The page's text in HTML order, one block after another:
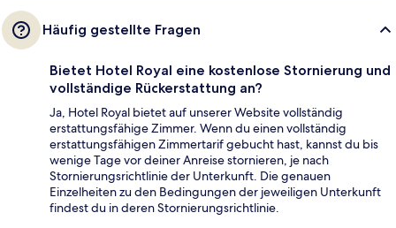
Häufig gestellte Fragen
Bietet Hotel Royal eine kostenlose Stornierung und
vollständige Rückerstattung an?
Ja, Hotel Royal bietet auf unserer Website vollständig
erstattungsfähige Zimmer. Wenn du einen vollständig
erstattungsfähigen Zimmertarif gebucht hast, kannst du bis
wenige Tage vor deiner Anreise stornieren, je nach
Stornierungsrichtlinie der Unterkunft. Die genauen
Einzelheiten zu den Bedingungen der jeweiligen Unterkunft
findest du in deren Stornierungsrichtlinie.